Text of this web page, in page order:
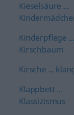
Kieselsäure ...
Kinderpflege ...
Kirschbaum
Kirsche ...
Klappbett ...
Klassizismus